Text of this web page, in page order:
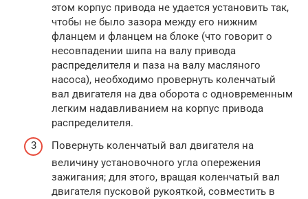
этом корпус привода не удается установить так,
чтобы не было зазора между его нижним
фланцем и фланцем на блоке (что говорит о
несовпадении шипа на валу привода
распределителя и паза на валу масляного
насоса), необходимо провернуть коленчатый
вал двигателя на два оборота с одновременным
легким надавливанием на корпус привода
распределителя.
Повернуть коленчатый вал двигателя на
величину установочного угла опережения
зажигания; для этого, вращая коленчатый вал
двигателя пусковой рукояткой, совместить в